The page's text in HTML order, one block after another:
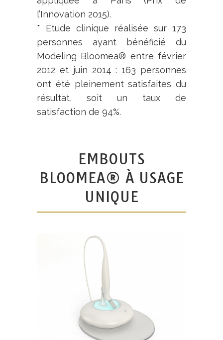
l’Innovation 2015).
* Etude clinique réalisée sur 173
personnes ayant bénéficié du
Modeling Bloomea® entre février
2012 et juin 2014 : 163 personnes
ont été pleinement satisfaites du
résultat, soit un taux de
satisfaction de 94%.
EMBOUTS
BLOOMEA® À USAGE
UNIQUE